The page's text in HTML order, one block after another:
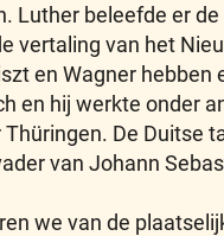
beleefde er
van het
en Wagner
en hij werkte onder
De Duitse
van Johann
we van de